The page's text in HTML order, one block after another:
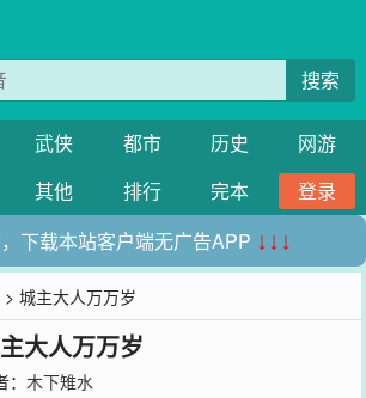
搜索
武侠 都市 历史
网游
其他 排行 完本
登录
下载本站客户端无广告APP ↓↓↓
> 城主大人万万岁
大人万万岁
木下雉水